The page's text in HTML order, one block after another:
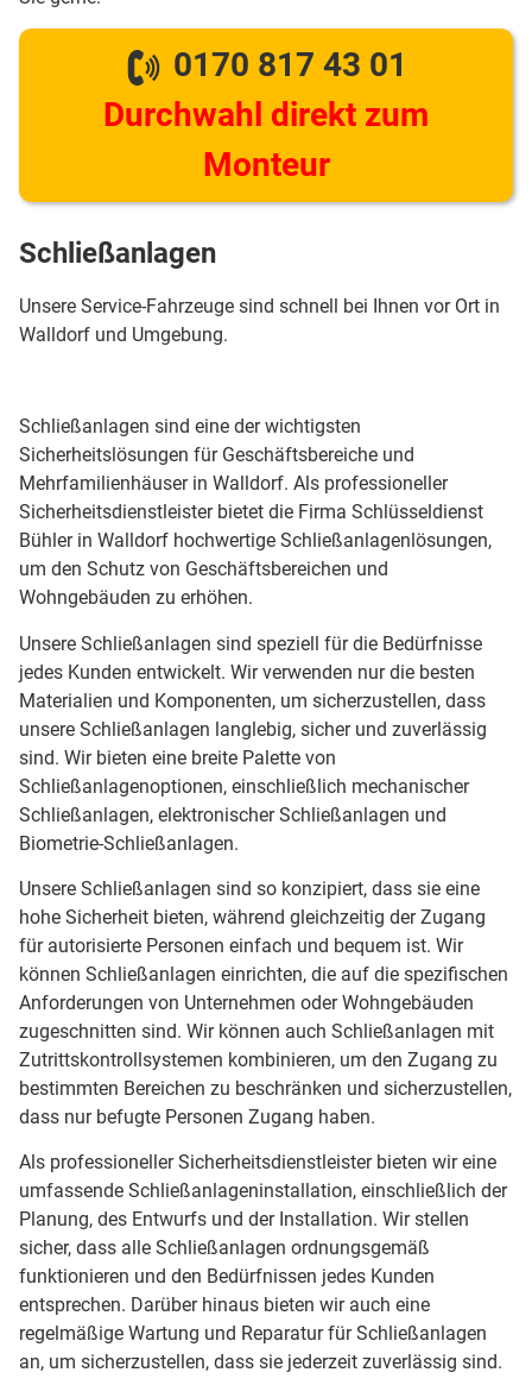
0170 817 43 01
Durchwahl direkt zum
Monteur
Schließanlagen
Unsere Service-Fahrzeuge sind schnell bei Ihnen vor Ort in
Walldorf und Umgebung.
Schließanlagen sind eine der wichtigsten
Sicherheitslösungen für Geschäftsbereiche und
Mehrfamilienhäuser in Walldorf. Als professioneller
Sicherheitsdienstleister bietet die Firma Schlüsseldienst
Bühler in Walldorf hochwertige Schließanlagenlösungen,
um den Schutz von Geschäftsbereichen und
Wohngebäuden zu erhöhen.
Unsere Schließanlagen sind speziell für die Bedürfnisse
jedes Kunden entwickelt. Wir verwenden nur die besten
Materialien und Komponenten, um sicherzustellen, dass
unsere Schließanlagen langlebig, sicher und zuverlässig
sind. Wir bieten eine breite Palette von
Schließanlagenoptionen, einschließlich mechanischer
Schließanlagen, elektronischer Schließanlagen und
Biometrie-Schließanlagen.
Unsere Schließanlagen sind so konzipiert, dass sie eine
hohe Sicherheit bieten, während gleichzeitig der Zugang
für autorisierte Personen einfach und bequem ist. Wir
können Schließanlagen einrichten, die auf die spezifischen
Anforderungen von Unternehmen oder Wohngebäuden
zugeschnitten sind. Wir können auch Schließanlagen mit
Zutrittskontrollsystemen kombinieren, um den Zugang zu
bestimmten Bereichen zu beschränken und sicherzustellen,
dass nur befugte Personen Zugang haben.
Als professioneller Sicherheitsdienstleister bieten wir eine
umfassende Schließanlageninstallation, einschließlich der
Planung, des Entwurfs und der Installation. Wir stellen
sicher, dass alle Schließanlagen ordnungsgemäß
funktionieren und den Bedürfnissen jedes Kunden
entsprechen. Darüber hinaus bieten wir auch eine
regelmäßige Wartung und Reparatur für Schließanlagen
an, um sicherzustellen, dass sie jederzeit zuverlässig sind.